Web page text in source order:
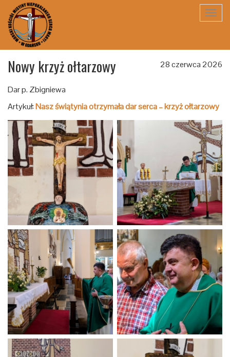
28 czerwca 2026
Nowy krzyż ołtarzowy
Dar p. Zbigniewa
Artykuł:Nasz świątynia otrzymała dar serca – krzyż ołtarzowy